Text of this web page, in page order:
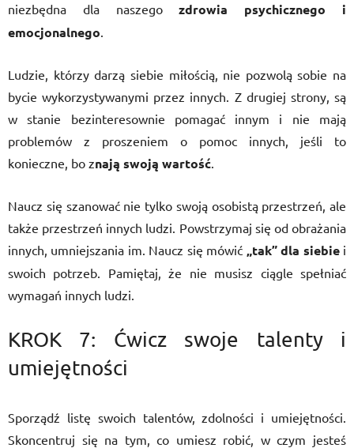
niezbędna dla naszegozdrowia psychicznego i
emocjonalnego.
Ludzie, którzy darzą siebie miłością, nie pozwolą sobie na
bycie wykorzystywanymi przez innych. Z drugiej strony, są
w stanie bezinteresownie pomagać innym i nie mają
problemów z proszeniem o pomoc innych, jeśli to
konieczne, bo znają swoją wartość.
Naucz się szanować nie tylko swoją osobistą przestrzeń, ale
także przestrzeń innych ludzi. Powstrzymaj się od obrażania
innych, umniejszania im. Naucz się mówić „tak” dla siebiei
swoich potrzeb. Pamiętaj, że nie musisz ciągle spełniać
wymagań innych ludzi.
KROK 7: Ćwicz swoje talenty i
umiejętności
Sporządź listę swoich talentów, zdolności i umiejętności.
Skoncentruj się na tym, co umiesz robić, w czym jesteś